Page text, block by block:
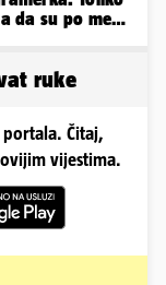
da su po meni
ruke
Čitaj,
vijestima.